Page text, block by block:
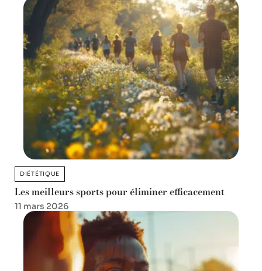
DIÉTÉTIQUE
Les meilleurs sports pour éliminer efficacement
11 mars 2026